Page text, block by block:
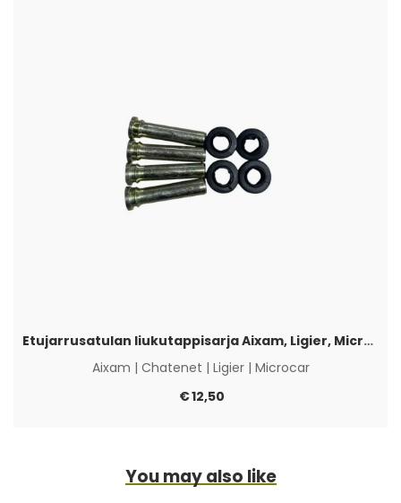
Etujarrusatulan liukutappisarja Aixam, Ligier, Microcar & Chatenet
Aixam | Chatenet | Ligier| Microcar
€12,50
You may also like